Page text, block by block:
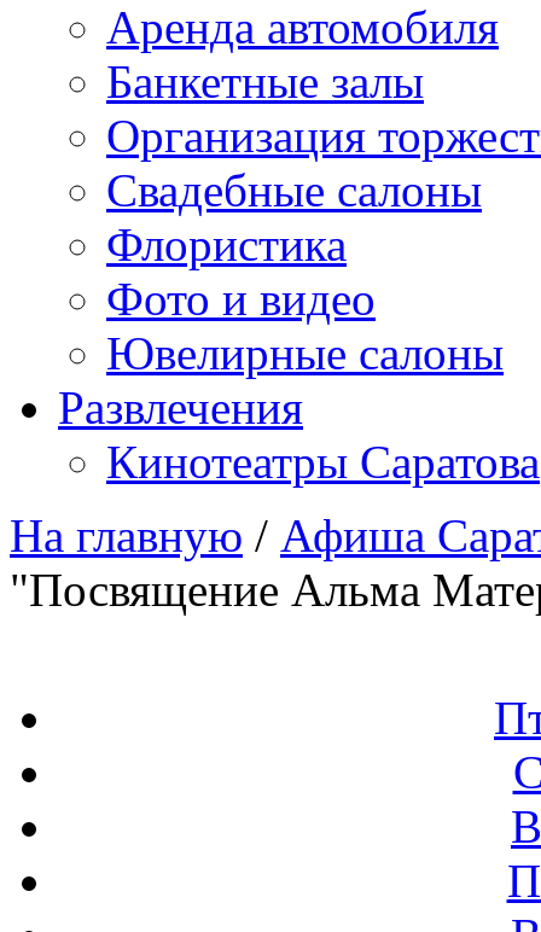
Аренда автомобиля
Банкетные залы
Организация
Свадебные салоны
Флористика
Фото и видео
Ювелирные салоны
Развлечения
Кинотеатры Саратова
На главную / Афиша
"Посвящение Альма